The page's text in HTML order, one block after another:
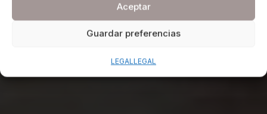
Aceptar
Guardar preferencias
LEGALLEGAL